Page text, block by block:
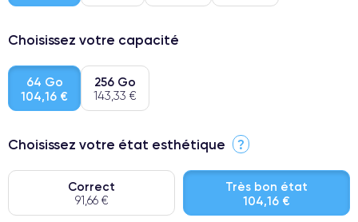
Choisissez votre capacité
64 Go
104,16 €
256 Go
143,33 €
Choisissez votre état esthétique ?
Correct
91,66 €
Très bon état
104,16 €